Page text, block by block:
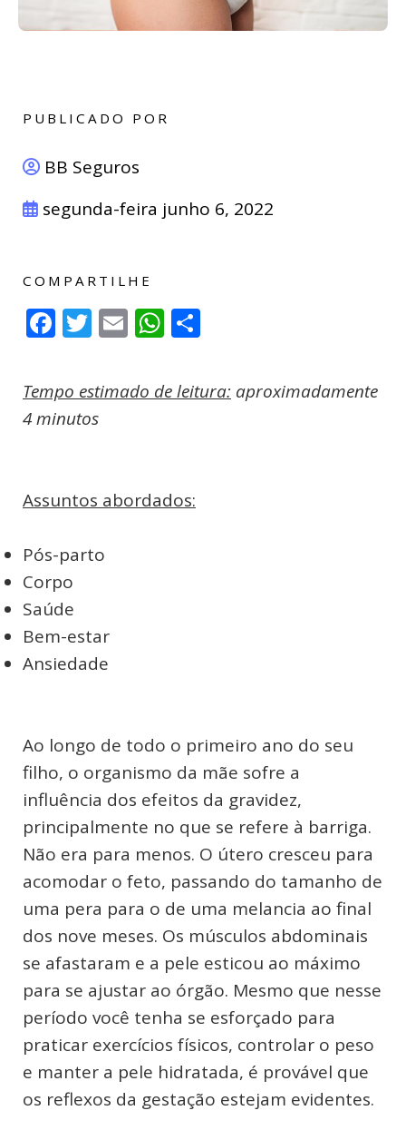
PUBLICADO POR
BB Seguros
segunda-feira junho 6, 2022
COMPARTILHE
Facebook
Twitter
EmailWhatsApp
Tempo estimado de leitura: aproximadamente
4 minutos
Assuntos abordados:
Pós-parto
Corpo
Saúde
Bem-estar
Ansiedade
Ao longo de todo o primeiro ano do seu
filho, o organismo da mãe sofre a
influência dos efeitos da gravidez,
principalmente no que se refere à barriga.
Não era para menos. O útero cresceu para
acomodar o feto, passando do tamanho de
uma pera para o de uma melancia ao final
dos nove meses. Os músculos abdominais
se afastaram e a pele esticou ao máximo
para se ajustar ao órgão. Mesmo que nesse
período você tenha se esforçado para
praticar exercícios físicos, controlar o peso
e manter a pele hidratada, é provável que
os reflexos da gestação estejam evidentes.